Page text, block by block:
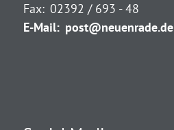
Fax: 02392 / 693 - 48
E-Mail: post@neuenrade.de